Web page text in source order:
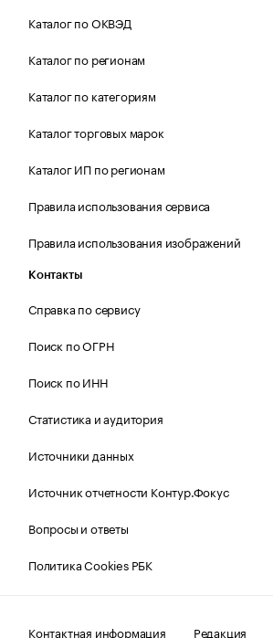
Каталог по ОКВЭД
Каталог по регионам
Каталог по категориям
Каталог торговых марок
Каталог ИП по регионам
Правила использования сервиса
Правила использования изображений
Контакты
Справка по сервису
Поиск по ОГРН
Поиск по ИНН
Статистика и аудитория
Источники данных
Источник отчетности Контур.Фокус
Вопросы и ответы
Политика Cookies РБК
Контактная информация Редакция